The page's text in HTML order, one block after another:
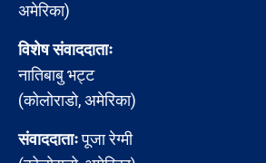
अमेरिका)
विशेष संवाददाताः
नातिबाबु भट्ट
(कोलोराडो, अमेरिका)
संवाददाताःपूजा रेग्मी